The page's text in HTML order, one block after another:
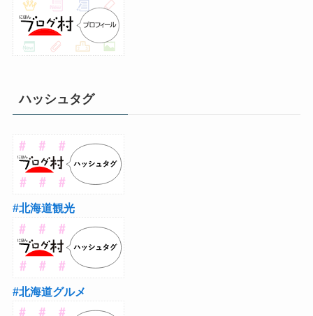
ハッシュタグ
#北海道観光
#北海道グルメ